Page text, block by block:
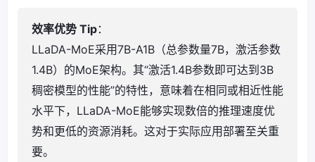
效率优势 Tip：
LLaDA-MoE采用7B-A1B（总参数量7B，激活参数
1.4B）的MoE架构。其“激活1.4B参数即可达到3B
稠密模型的性能”的特性，意味着在相同或相近性能
水平下，LLaDA-MoE能够实现数倍的推理速度优
势和更低的资源消耗。这对于实际应用部署至关重
要。